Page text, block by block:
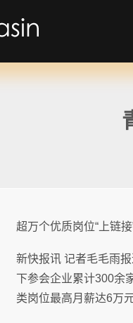
超万个优质岗位“上链
新快报讯 记者毛毛雨
下参会企业累计300余
类岗位最高月薪达6万元